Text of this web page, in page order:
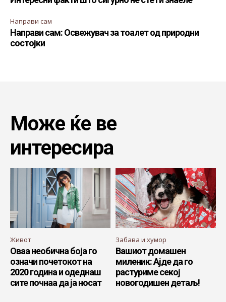
Направи сам
Направи сам: Освежувач за тоалет од природни
состојки
Може ќе ве
интересира
Живот
Оваа необична боја го
означи почетокот на
2020 година и одеднаш
сите почнаа да ја носат
Забава и хумор
Вашиот домашен
миленик: Ајде да го
растуриме секој
новогодишен детаљ!